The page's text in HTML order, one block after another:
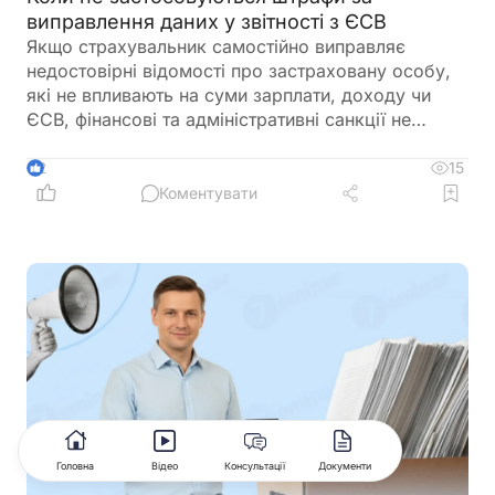
виправлення даних у звітності з ЄСВ
Якщо страхувальник самостійно виправляє
недостовірні відомості про застраховану особу,
які не впливають на суми зарплати, доходу чи
ЄСВ, фінансові та адміністративні санкції не
2
15
Коментувати
Головна Відео Консультації Документи